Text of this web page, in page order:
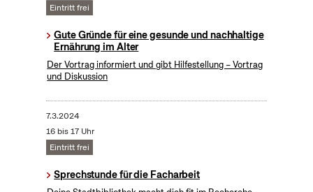
Eintritt frei
Gute Gründe für eine gesunde und nachhaltige
Ernährung im Alter
Der Vortrag informiert und gibt Hilfestellung – Vortrag
und Diskussion
7.3.2024
16 bis 17 Uhr
Eintritt frei
Sprechstunde für die Facharbeit